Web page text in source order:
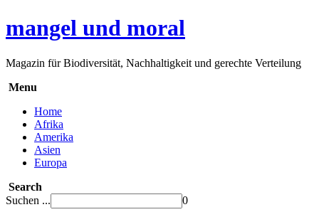
mangel und moral
Magazin für Biodiversität, Nachhaltigkeit und gerechte Verteilung
Menu
Home
Afrika
Amerika
Asien
Europa
Search
Suchen ...
0